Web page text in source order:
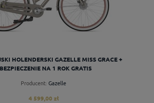
HOLENDERSKI GAZELLE MISS GRACE +
NA 1 ROK GRATIS
Producent: Gazelle
4 599,00 zł